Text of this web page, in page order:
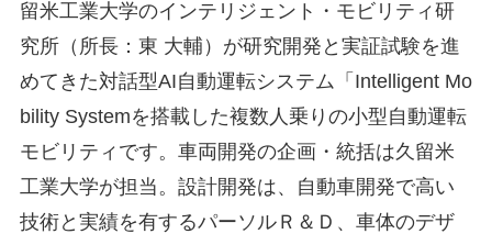
留米工業大学のインテリジェント・モビリティ研
究所（所長：東 大輔）が研究開発と実証試験を進
めてきた対話型AI自動運転システム「Intelligent Mo
bility Systemを搭載した複数人乗りの小型自動運転
モビリティです。車両開発の企画・統括は久留米
工業大学が担当。設計開発は、自動車開発で高い
技術と実績を有するパーソルＲ＆Ｄ、車体のデザ